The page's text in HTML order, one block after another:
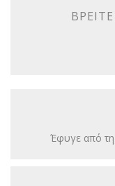
Έφυγε από τη